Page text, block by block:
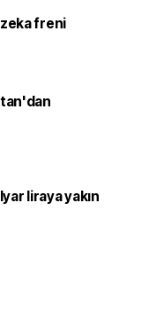
freni
liraya yakın